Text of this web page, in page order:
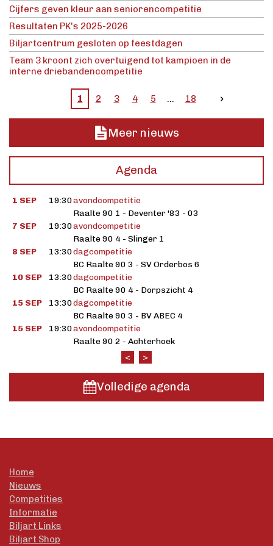
Cijfers geven kleur aan seniorencompetitie
Resultaten PK's 2025-2026
Biljartcentrum gesloten op feestdagen
Team 3 kroont zich overtuigend tot kampioen in de
interne driebandencompetitie
1 2 3 4 5 18
Meer nieuws
Agenda
1 SEP 19:30avondcompetitie
Raalte 90 1 - Deventer '83 - 03
7 SEP
19:30avondcompetitie
Raalte 90 4 - Slinger 1
8 SEP
13:30dagcompetitie
BC Raalte 90 3 - SV Orderbos 6
10 SEP
13:30dagcompetitie
BC Raalte 90 4 - Dorpszicht 4
15 SEP
13:30dagcompetitie
BC Raalte 90 3 - BV ABEC 4
15 SEP
19:30avondcompetitie
Raalte 90 2 - Achterhoek
<
>
Volledige agenda
Home
Nieuws
Competities
Informatie
Biljart Links
Biljart Shop